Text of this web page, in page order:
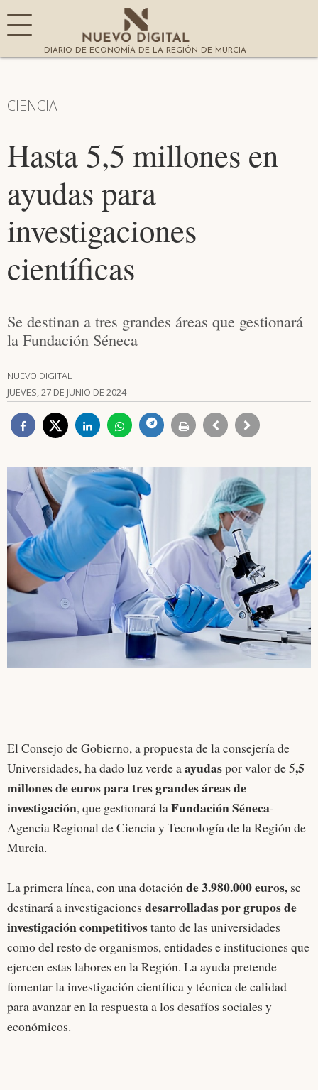
DIARIO DE ECONOMÍA DE LA REGIÓN DE MURCIA
CIENCIA
Hasta 5,5 millones en
ayudas para
investigaciones
científicas
Se destinan a tres grandes áreas que gestionará
la Fundación Séneca
NUEVO DIGITAL
JUEVES, 27 DE JUNIO DE 2024
El Consejo de Gobierno, a propuesta de la consejería de
Universidades, ha dado luz verde aayudaspor valor de 5,5
millones de euros para tres grandes áreas de
investigación, que gestionará laFundación Séneca-
Agencia Regional de Ciencia y Tecnología de la Región de
Murcia.
La primera línea, con una dotaciónde 3.980.000 euros, se
destinará a investigaciones desarrolladas por grupos de
investigación competitivostanto de las universidades
como del resto de organismos, entidades e instituciones que
ejercen estas labores en la Región. La ayuda pretende
fomentar la investigación científica y técnica de calidad
para avanzar en la respuesta a los desafíos sociales y
económicos.